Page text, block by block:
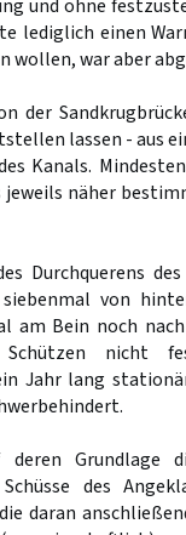
und ohne
lediglich einen
wollen, war aber
der
lassen - aus
Kanals.
näher
Durchquerens
von
am Bein noch
Schützen nicht
Jahr lang
deren Grundlage
Schüsse des
daran